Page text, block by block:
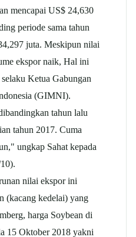
mencapai US$ 24,630
periode sama tahun
juta. Meskipun nilai
ekspor naik, Hal ini
Ketua Gabungan
(GIMNI).
tahun lalu
tahun 2017. Cuma
ungkap Sahat kepada
nilai ekspor ini
(kacang kedelai) yang
harga Soybean di
15 Oktober 2018 yakni